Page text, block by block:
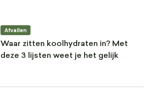
Afvallen
Waar zitten koolhydraten in? Met
deze 3 lijsten weet je het gelijk